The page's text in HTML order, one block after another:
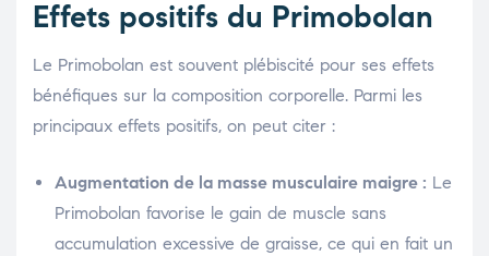
Effets positifs du Primobolan
Le Primobolan est souvent plébiscité pour ses effets
bénéfiques sur la composition corporelle. Parmi les
principaux effets positifs, on peut citer :
Augmentation de la masse musculaire maigre : Le
Primobolan favorise le gain de muscle sans
accumulation excessive de graisse, ce qui en fait un